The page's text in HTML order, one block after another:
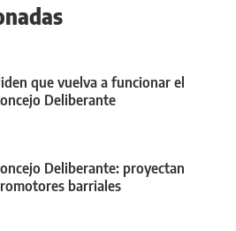
que vuelva a funcionar el
Deliberante
Deliberante: proyectan
barriales